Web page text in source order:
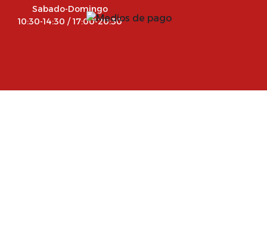
Sabado-Domingo
10:30-14:30 / 17:00-20:30